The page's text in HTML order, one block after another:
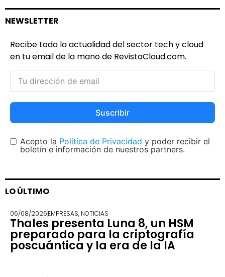
NEWSLETTER
Recibe toda la actualidad del sector tech y cloud
en tu email de la mano de RevistaCloud.com.
Suscribir
Acepto la Política de Privacidad y poder recibir el
boletín e información de nuestros partners.
LO ÚLTIMO
06/08/2026EMPRESAS, NOTICIAS
Thales presenta Luna 8, un HSM
preparado para la criptografía
poscuántica y la era de la IA